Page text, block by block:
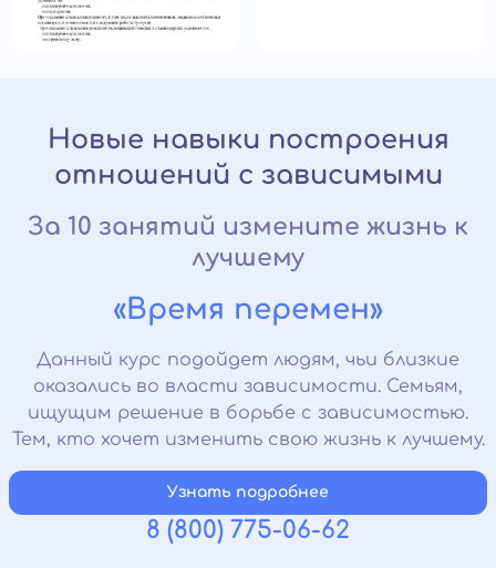
Новые навыки построения
отношений с зависимыми
За 10 занятий измените жизнь к
лучшему
«Время перемен»
Данный курс подойдет людям, чьи близкие
оказались во власти зависимости. Семьям,
ищущим решение в борьбе с зависимостью.
Тем, кто хочет изменить свою жизнь к лучшему.
Узнать подробнее
8 (800) 775-06-62